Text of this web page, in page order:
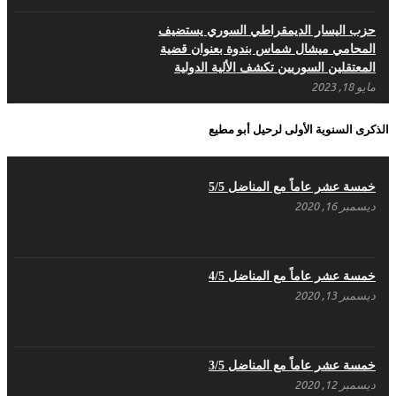
حزب اليسار الديمقراطي السوري يستضيف
المحامي ميشال شماس بندوة بعنوان قضية
المعتقلين السوريين تكشف الألية الدولية
مايو 18, 2023
بيـــــــــــان الشَرعية الَتي سَقَطَت بِدِماءِ الشُهَداء
لَن تُعيدَها قَرَارات حُكُومات – حزب اليسار
الديمقراطي السوري
بيان حزب اليسار الديمقراطي السوري في عيد
تنويه صادر عن المكتب الإعلامي لحزب اليسار
بطاقة تهنئة – حزب اليسار الديمقراطي
الذكرى السنوية الأولى لرحيل أبو مطيع
خمسة عشر عاماً مع المناضل 5/5
ديسمبر 16, 2020
خمسة عشر عاماً مع المناضل 4/5
ديسمبر 13, 2020
خمسة عشر عاماً مع المناضل 3/5
ديسمبر 12, 2020